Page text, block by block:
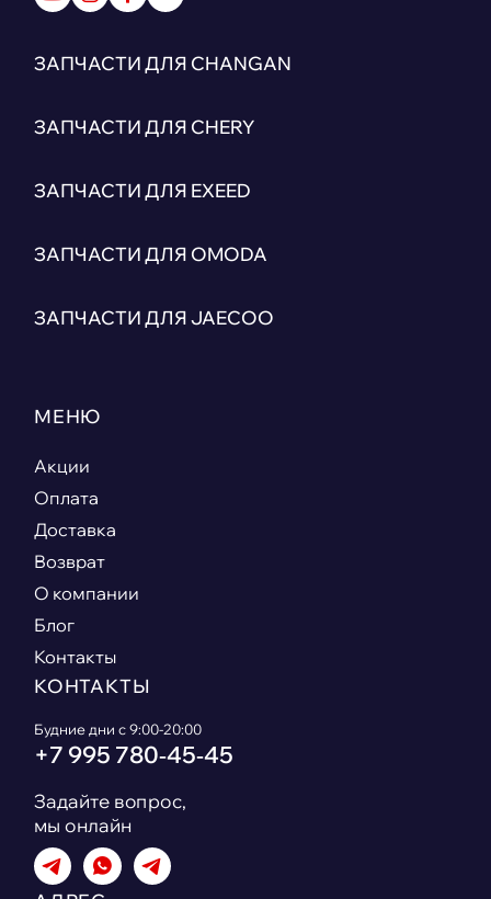
ЗАПЧАСТИ ДЛЯ CHANGAN
ЗАПЧАСТИ ДЛЯ CHERY
ЗАПЧАСТИ ДЛЯ EXEED
ЗАПЧАСТИ ДЛЯ OMODA
ЗАПЧАСТИ ДЛЯ JAECOO
МЕНЮ
Акции
Оплата
Доставка
Возврат
О компании
Блог
Контакты
КОНТАКТЫ
Будние дни с 9:00-20:00
+7 995 780‑45‑45
Задайте вопрос,
мы онлайн